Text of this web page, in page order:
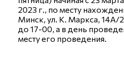
2023 г., по месту
Минск, ул. К. Маркса, 14А/
до 17-00, а в день
месту его проведения.